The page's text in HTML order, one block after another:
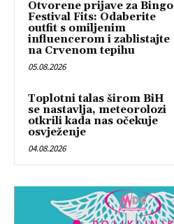
Otvorene prijave za Bingo
Festival Fits: Odaberite
outfit s omiljenim
influencerom i zablistajte
na Crvenom tepihu
05.08.2026
Toplotni talas širom BiH
se nastavlja, meteorolozi
otkrili kada nas očekuje
osvježenje
04.08.2026